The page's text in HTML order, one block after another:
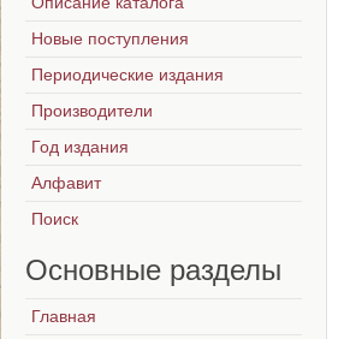
Новые поступления
Периодические издания
Производители
Год издания
Алфавит
Поиск
Основные разделы
Главная